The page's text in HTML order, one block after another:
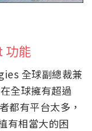
功能
全球副總裁兼
全球擁有超過
都有平台太多，
有相當大的困